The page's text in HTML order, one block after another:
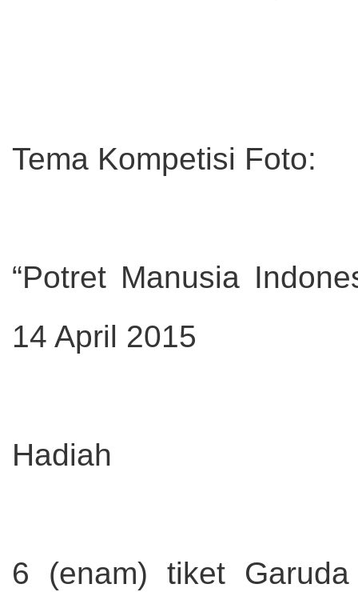
Tema Kompetisi Foto:
“Potret Manusia
14 April 2015
Hadiah
6 (enam) tiket